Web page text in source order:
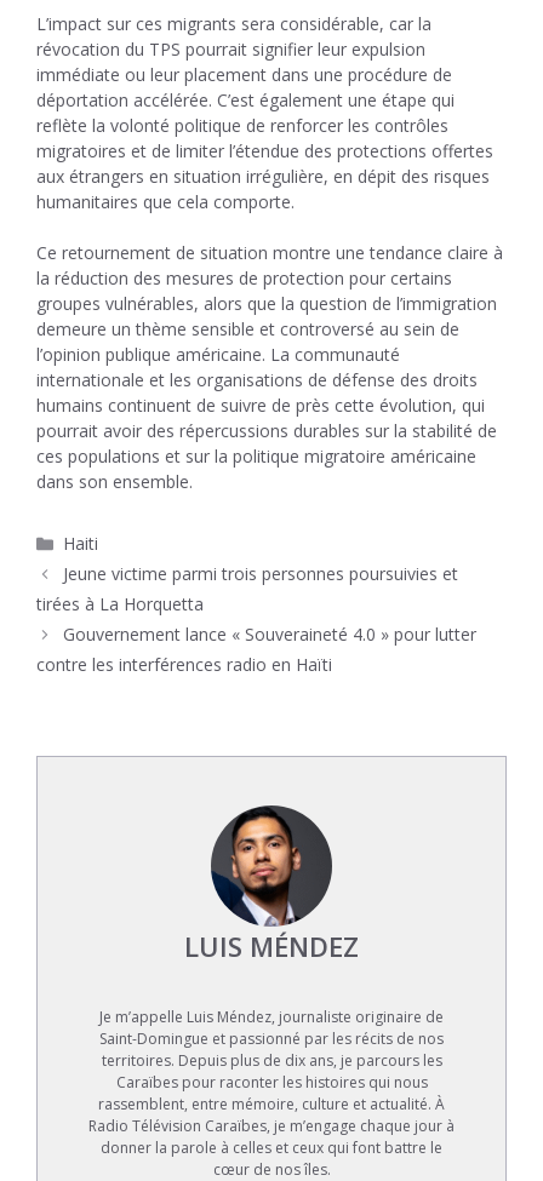
L’impact sur ces migrants sera considérable, car la
révocation du TPS pourrait signifier leur expulsion
immédiate ou leur placement dans une procédure de
déportation accélérée. C’est également une étape qui
reflète la volonté politique de renforcer les contrôles
migratoires et de limiter l’étendue des protections offertes
aux étrangers en situation irrégulière, en dépit des risques
humanitaires que cela comporte.
Ce retournement de situation montre une tendance claire à
la réduction des mesures de protection pour certains
groupes vulnérables, alors que la question de l’immigration
demeure un thème sensible et controversé au sein de
l’opinion publique américaine. La communauté
internationale et les organisations de défense des droits
humains continuent de suivre de près cette évolution, qui
pourrait avoir des répercussions durables sur la stabilité de
ces populations et sur la politique migratoire américaine
dans son ensemble.
Catégories
Haiti
Jeune victime parmi trois personnes poursuivies et
tirées à La Horquetta
Gouvernement lance « Souveraineté 4.0 » pour lutter
contre les interférences radio en Haïti
LUIS MÉNDEZ
Je m’appelle Luis Méndez, journaliste originaire de
Saint-Domingue et passionné par les récits de nos
territoires. Depuis plus de dix ans, je parcours les
Caraïbes pour raconter les histoires qui nous
rassemblent, entre mémoire, culture et actualité. À
Radio Télévision Caraïbes, je m’engage chaque jour à
donner la parole à celles et ceux qui font battre le
cœur de nos îles.